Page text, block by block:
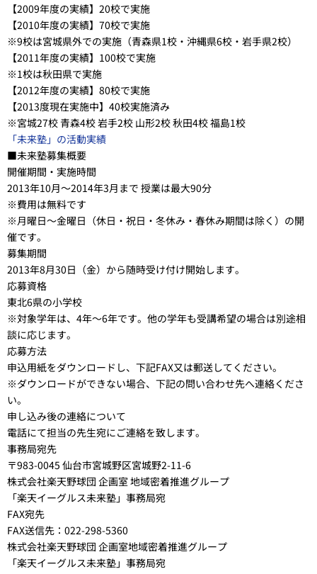
【2009年度の実績】20校で実施
【2010年度の実績】70校で実施
※9校は宮城県外での実施（青森県1校・沖縄県6校・岩手県2校）
【2011年度の実績】100校で実施
※1校は秋田県で実施
【2012年度の実績】80校で実施
【2013度現在実施中】40校実施済み
※宮城27校 青森4校 岩手2校 山形2校 秋田4校 福島1校
「未来塾」の活動実績
■未来塾募集概要
開催期間・実施時間
2013年10月～2014年3月まで 授業は最大90分
※費用は無料です
※月曜日～金曜日（休日・祝日・冬休み・春休み期間は除く）の開
催です。
募集期間
2013年8月30日（金）から随時受け付け開始します。
応募資格
東北6県の小学校
※対象学年は、4年～6年です。他の学年も受講希望の場合は別途相
談に応じます。
応募方法
申込用紙をダウンロードし、下記FAX又は郵送してください。
※ダウンロードができない場合、下記の問い合わせ先へ連絡くださ
い。
申し込み後の連絡について
電話にて担当の先生宛にご連絡を致します。
事務局宛先
〒983-0045 仙台市宮城野区宮城野2-11-6
株式会社楽天野球団 企画室 地域密着推進グループ
「楽天イーグルス未来塾」事務局宛
FAX宛先
FAX送信先：022-298-5360
株式会社楽天野球団 企画室地域密着推進グループ
「楽天イーグルス未来塾」事務局宛